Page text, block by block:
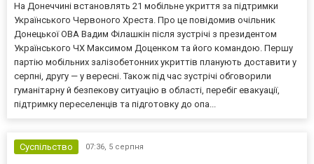
На Донеччині встановлять 21 мобільне укриття за підтримки
Українського Червоного Хреста. Про це повідомив очільник
Донецької ОВА Вадим Філашкін після зустрічі з президентом
Українського ЧХ Максимом Доценком та його командою. Першу
партію мобільних залізобетонних укриттів планують доставити у
серпні, другу — у вересні. Також під час зустрічі обговорили
гуманітарну й безпекову ситуацію в області, перебіг евакуації,
підтримку переселенців та підготовку до опа...
Суспільство 07:36, 5 серпня